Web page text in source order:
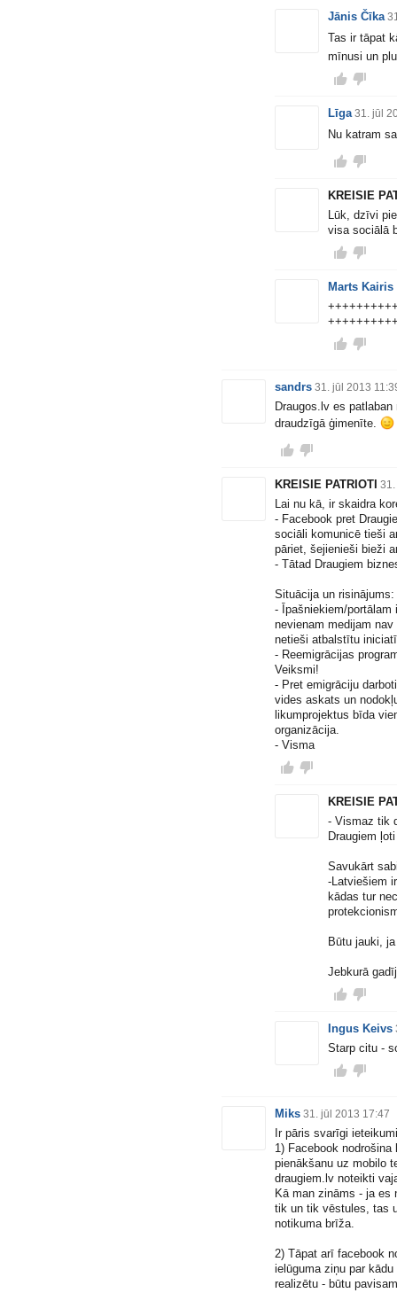
Jānis Čīka
Tas ir tāpat
mīnusi un
Līga 31. jūl
Nu katram
KREISIE
Lūk, dzīvi
visa sociālā
Marts Kairis
sandrs 31. jūl 2013
Draugos.lv es patlaban
draudzīgā ģimenīte.
KREISIE PATRIOTI
Lai nu kā, ir skaidra
- Facebook pret
sociāli komunicē tieši
pāriet, šejienieši bieži
- Tātad Draugiem
Situācija un risinājums:
- Īpašniekiem/
nevienam medijam
netieši atbalstītu
- Reemigrācijas
Veiksmi!
- Pret emigrāciju
vides askats un
likumprojektus bīda
organizācija.
- Visma
KREISIE
- Vismaz tik
Draugiem
Savukārt
-Latviešiem
kādas tur
Būtu jauki,
Jebkurā
Ingus Keivs
Starp citu -
Miks 31. jūl 2013 17:47
Ir pāris svarīgi
1) Facebook
pienākšanu uz mobilo
draugiem.lv noteikti
Kā man zināms - ja es
tik un tik vēstules, tas
notikuma brīža.
2) Tāpat arī facebook
ielūguma ziņu par
realizētu - būtu